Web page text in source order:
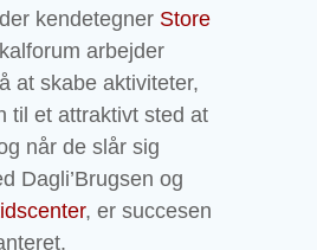
kendetegner Store
arbejder
at skabe aktiviteter,
til et attraktivt sted at
når de slår sig
Dagli’Brugsen og
, er succesen